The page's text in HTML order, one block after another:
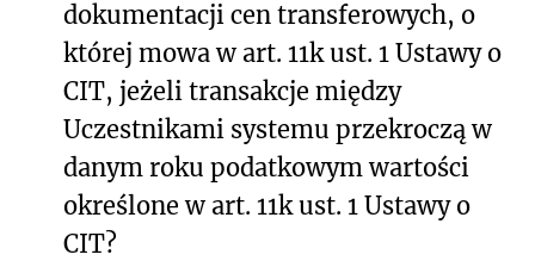
dokumentacji cen transferowych, o
której mowa w art. 11k ust. 1 Ustawy o
CIT, jeżeli transakcje między
Uczestnikami systemu przekroczą w
danym roku podatkowym wartości
określone w art. 11k ust. 1 Ustawy o
CIT?